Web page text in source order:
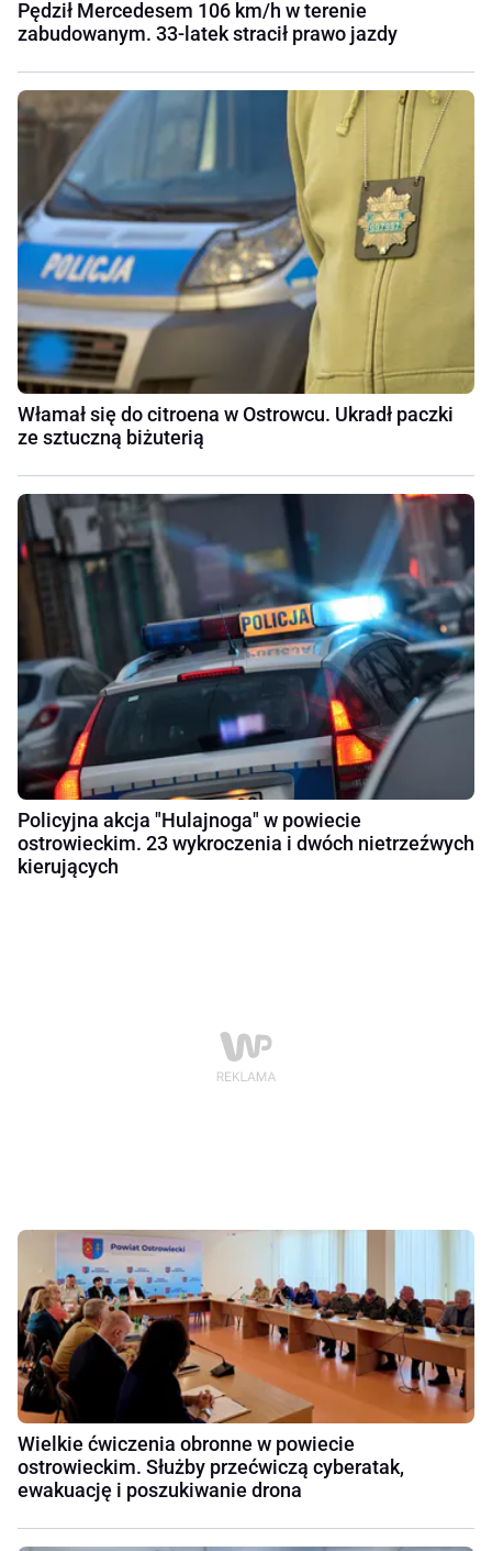
Pędził Mercedesem 106 km/h w terenie
zabudowanym. 33-latek stracił prawo jazdy
Włamał się do citroena w Ostrowcu. Ukradł paczki
ze sztuczną biżuterią
Policyjna akcja "Hulajnoga" w powiecie
ostrowieckim. 23 wykroczenia i dwóch nietrzeźwych
kierujących
Wielkie ćwiczenia obronne w powiecie
ostrowieckim. Służby przećwiczą cyberatak,
ewakuację i poszukiwanie drona